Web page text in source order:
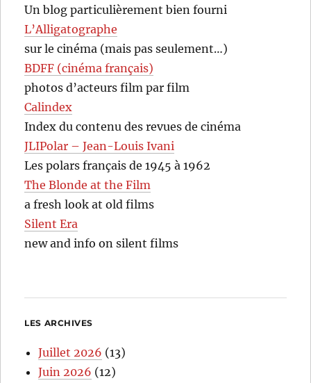
Un blog particulièrement bien fourni
L’Alligatographe
sur le cinéma (mais pas seulement…)
BDFF (cinéma français)
photos d’acteurs film par film
Calindex
Index du contenu des revues de cinéma
JLIPolar – Jean-Louis Ivani
Les polars français de 1945 à 1962
The Blonde at the Film
a fresh look at old films
Silent Era
new and info on silent films
LES ARCHIVES
Juillet 2026 (13)
Juin 2026 (12)